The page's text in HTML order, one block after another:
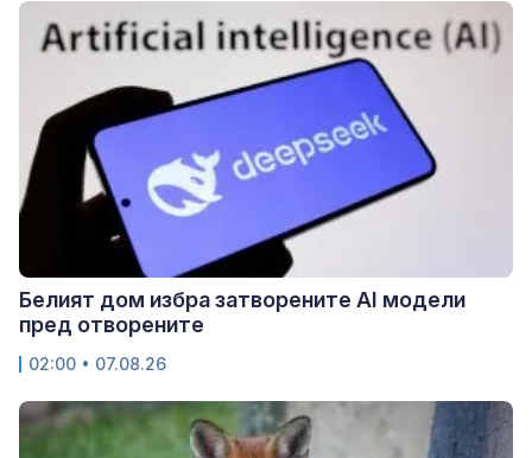
Белият дом избра затворените AI модели
пред отворените
02:00 • 07.08.26